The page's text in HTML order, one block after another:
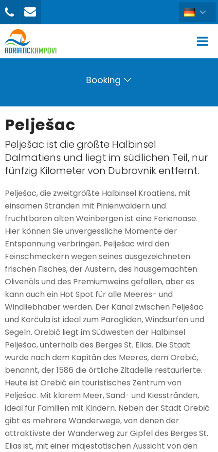
Booking
BUCHEN
ANFRAGE SENDEN
Pelješac
Pelješac ist die größte Halbinsel
Dalmatiens und liegt im südlichen Teil, nur
fünfzig Kilometer von Dubrovnik entfernt.
Pelješac, die zweitgrößte Halbinsel Kroatiens, mit
einsamen Stränden mit Pinienwäldern und
fruchtbaren alten Weinbergen ist eine Ferienoase.
Hier können Sie unvergessliche Momente der
Entspannung verbringen. Pelješac wird den
Feinschmeckern wegen seines ausgezeichneten
frischen Fisches, der Austern, des hausgemachten
Olivenöls und des Premiumweins gefallen, aber es
kann auch ein Hot Spot für alle Meeres- und
Windliebhaber werden. Der Kanal zwischen Pelješac
und Korčula ist ideal zum Paragliden, Windsurfen und
Segeln. Orebić liegt im Südwesten der Halbinsel
Pelješac, unterhalb des Berges St. Elias. Die Stadt
wurde nach dem Kapitän des Meeres, dem Orebić,
benannt, der 1586 die örtliche Zitadelle restaurierte.
Heute ist Orebić ein touristisches Zentrum von
Pelješac. Mit klarem Meer, Sand- und Kiesstränden,
ideal für Familien mit Kindern. Neben der Stadt Orebić
gibt es mehrere Wanderwege, von denen der
attraktivste der Wanderweg zur Gipfel des Berges St.
Elias ist, mit einer majestätischen Aussicht von den